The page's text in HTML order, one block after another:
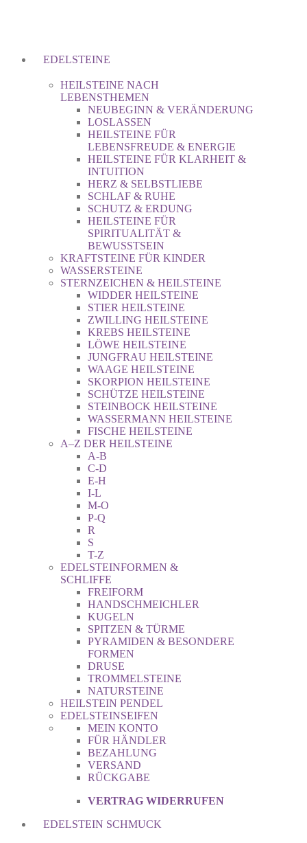
EDELSTEINE
HEILSTEINE NACH
LEBENSTHEMEN
NEUBEGINN & VERÄNDERUNG
LOSLASSEN
HEILSTEINE FÜR
LEBENSFREUDE & ENERGIE
HEILSTEINE FÜR KLARHEIT &
INTUITION
HERZ & SELBSTLIEBE
SCHLAF & RUHE
SCHUTZ & ERDUNG
HEILSTEINE FÜR
SPIRITUALITÄT &
BEWUSSTSEIN
KRAFTSTEINE FÜR KINDER
WASSERSTEINE
STERNZEICHEN & HEILSTEINE
WIDDER HEILSTEINE
STIER HEILSTEINE
ZWILLING HEILSTEINE
KREBS HEILSTEINE
LÖWE HEILSTEINE
JUNGFRAU HEILSTEINE
WAAGE HEILSTEINE
SKORPION HEILSTEINE
SCHÜTZE HEILSTEINE
STEINBOCK HEILSTEINE
WASSERMANN HEILSTEINE
FISCHE HEILSTEINE
A–Z DER HEILSTEINE
A-B
C-D
E-H
I-L
M-O
P-Q
R
S
T-Z
EDELSTEINFORMEN &
SCHLIFFE
FREIFORM
HANDSCHMEICHLER
KUGELN
SPITZEN & TÜRME
PYRAMIDEN & BESONDERE
FORMEN
DRUSE
TROMMELSTEINE
NATURSTEINE
HEILSTEIN PENDEL
EDELSTEINSEIFEN
MEIN KONTO
FÜR HÄNDLER
BEZAHLUNG
VERSAND
RÜCKGABE
VERTRAG WIDERRUFEN
EDELSTEIN SCHMUCK